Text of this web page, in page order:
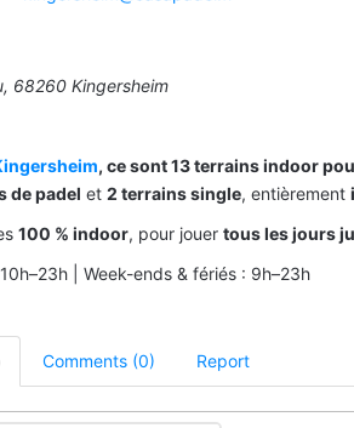
68260 Kingersheim
, ce sont 13 terrains indoor
de padel et 2 terrains single, entièrement
100 % indoor, pour jouer tous les jours
| Week-ends & fériés : 9h–23h
Comments (0) Report